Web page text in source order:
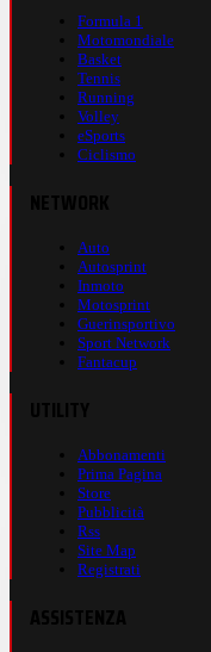
Formula 1
Motomondiale
Basket
Tennis
Running
Volley
eSports
Ciclismo
Auto
Autosprint
Inmoto
Motosprint
Guerinsportivo
Sport Network
Fantacup
Abbonamenti
Prima Pagina
Store
Pubblicità
Rss
Site Map
Registrati